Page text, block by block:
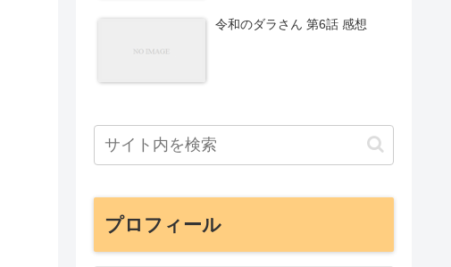
令和のダラさん 第6話 感想
プロフィール